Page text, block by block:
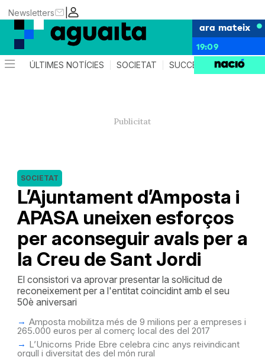
|
Newsletters
ara mateix
19:09
ÚLTIMES NOTÍCIES SOCIETAT SUCCESSOS AGENDA
L’Ajuntament d’Amposta i
APASA uneixen esforços
per aconseguir avals per a
la Creu de Sant Jordi
SOCIETAT
El consistori va aprovar presentar la sol·licitud de
reconeixement per a l'entitat coincidint amb el seu
50è aniversari
Amposta mobilitza més de 9 milions per a empreses i
265.000 euros per al comerç local des del 2017
L’Unicorns Pride Ebre celebra cinc anys reivindicant
orgull i diversitat des del món rural